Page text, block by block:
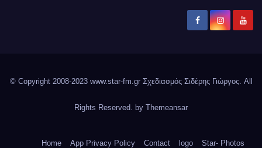
© Copyright 2008-2023 www.star-fm.gr Σχεδιασμός Σιδέρης Γιώργος. All
Rights Reserved. by Themeansar
Home App Privacy Policy Contact logo Star- Photos